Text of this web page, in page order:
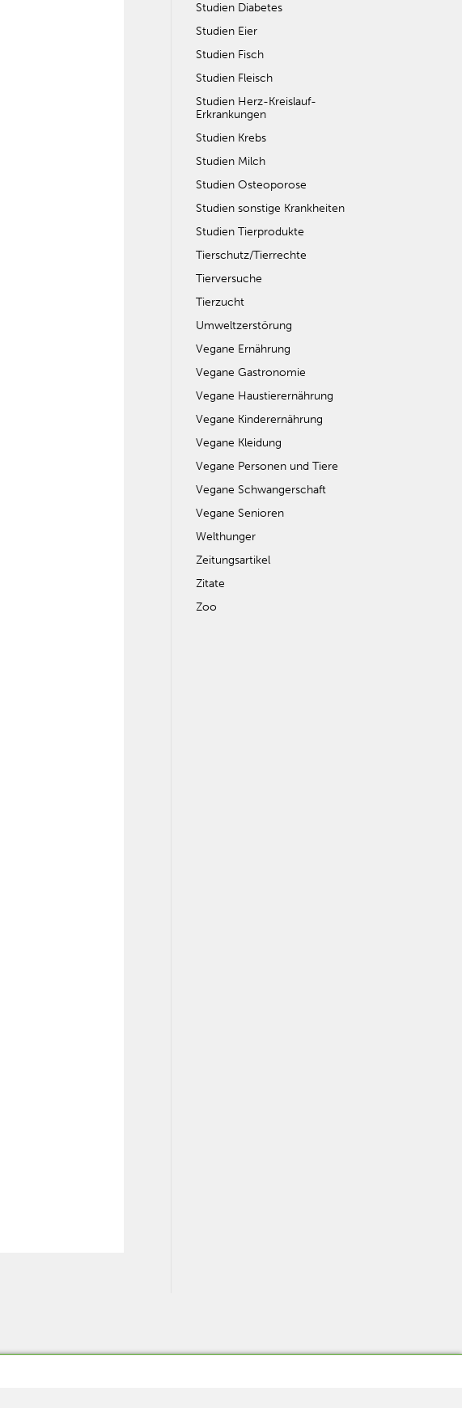
Studien Diabetes
Studien Eier
Studien Fisch
Studien Fleisch
Studien Herz-Kreislauf-
Erkrankungen
Studien Krebs
Studien Milch
Studien Osteoporose
Studien sonstige Krankheiten
Studien Tierprodukte
Tierschutz/Tierrechte
Tierversuche
Tierzucht
Umweltzerstörung
Vegane Ernährung
Vegane Gastronomie
Vegane Haustierernährung
Vegane Kinderernährung
Vegane Kleidung
Vegane Personen und Tiere
Vegane Schwangerschaft
Vegane Senioren
Welthunger
Zeitungsartikel
Zitate
Zoo